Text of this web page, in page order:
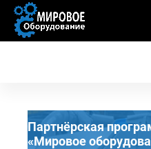
Партнёрская
«Мировое